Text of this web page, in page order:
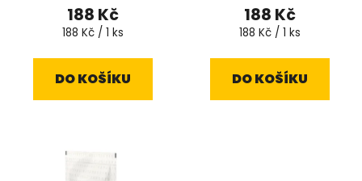
188 Kč
Měrná
188 Kč / 1 ks
DO KOŠÍKU
188 Kč
Měrná
188 Kč / 1 ks
DO KOŠÍKU